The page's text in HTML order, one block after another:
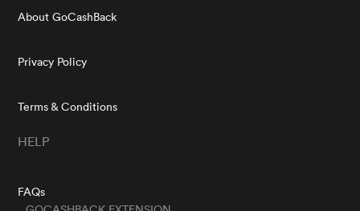
About GoCashBack
Privacy Policy
Terms & Conditions
HELP
FAQs